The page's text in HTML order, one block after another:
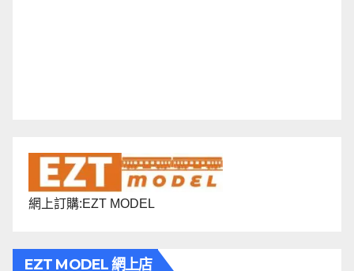
網上訂購:EZT MODEL
EZT MODEL 網上店